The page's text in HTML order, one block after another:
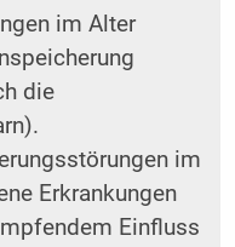
im Alter
die
im
Erkrankungen
Einfluss